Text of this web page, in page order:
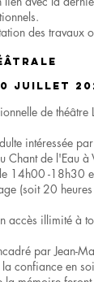
des
juillet
de théâtre
intéressée
Chant de l'Eau
14h00 -18h30
(soit 20
accès illimité à
par Jean-
confiance en